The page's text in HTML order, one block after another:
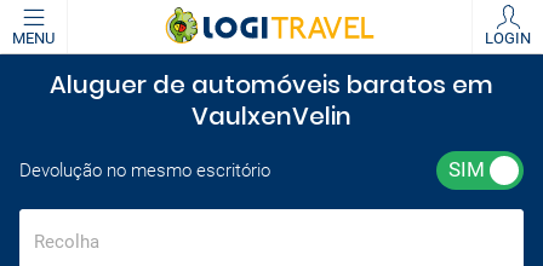
MENU LOGIN
Aluguer de automóveis baratos em
VaulxenVelin
Devolução no mesmo escritório
Recolha